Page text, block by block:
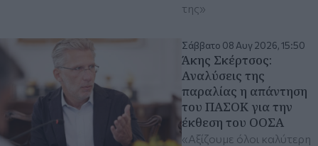
της»
Σάββατο 08 Αυγ 2026, 15:50
Άκης Σκέρτσος:
Aναλύσεις της
παραλίας η απάντηση
του ΠΑΣΟΚ για την
έκθεση του ΟΟΣΑ
«Αξίζουμε όλοι καλύτερη